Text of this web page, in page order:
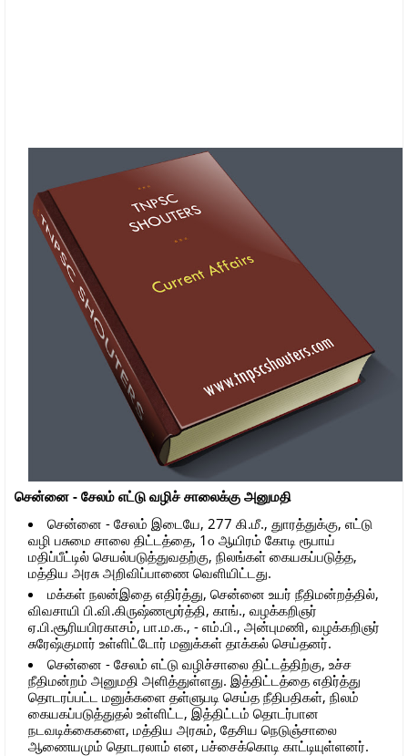
சென்னை - சேலம் எட்டு வழிச் சாலைக்கு அனுமதி
சென்னை - சேலம் இடையே, 277 கி.மீ., துாரத்துக்கு, எட்டு
வழி பசுமை சாலை திட்டத்தை, 1௦ ஆயிரம் கோடி ரூபாய்
மதிப்பீட்டில் செயல்படுத்துவதற்கு, நிலங்கள் கையகப்படுத்த,
மத்திய அரசு அறிவிப்பாணை வெளியிட்டது.
மக்கள் நலன்இதை எதிர்த்து, சென்னை உயர் நீதிமன்றத்தில்,
விவசாயி பி.வி.கிருஷ்ணமூர்த்தி, காங்., வழக்கறிஞர்
ஏ.பி.சூரியபிரகாசம், பா.ம.க., - எம்.பி., அன்புமணி, வழக்கறிஞர்
சுரேஷ்குமார் உள்ளிட்டோர் மனுக்கள் தாக்கல் செய்தனர்.
சென்னை - சேலம் எட்டு வழிச்சாலை திட்டத்திற்கு, உச்ச
நீதிமன்றம் அனுமதி அளித்துள்ளது. இத்திட்டத்தை எதிர்த்து
தொடரப்பட்ட மனுக்களை தள்ளுபடி செய்த நீதிபதிகள், நிலம்
கையகப்படுத்துதல் உள்ளிட்ட, இத்திட்டம் தொடர்பான
நடவடிக்கைகளை, மத்திய அரசும், தேசிய நெடுஞ்சாலை
ஆணையமும் தொடரலாம் என, பச்சைக்கொடி காட்டியுள்ளனர்.